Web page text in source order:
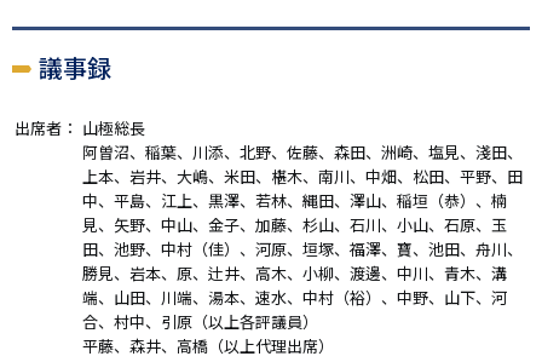
議事録
出席者： 山極総長
阿曽沼、稲葉、川添、北野、佐藤、森田、洲崎、塩見、淺田、
上本、岩井、大嶋、米田、椹木、南川、中畑、松田、平野、田
中、平島、江上、黒澤、若林、縄田、澤山、稲垣（恭）、楠
見、矢野、中山、金子、加藤、杉山、石川、小山、石原、玉
田、池野、中村（佳）、河原、垣塚、福澤、寶、池田、舟川、
勝見、岩本、原、辻井、高木、小柳、渡邊、中川、青木、溝
端、山田、川端、湯本、速水、中村（裕）、中野、山下、河
合、村中、引原（以上各評議員）
平藤、森井、高橋（以上代理出席）